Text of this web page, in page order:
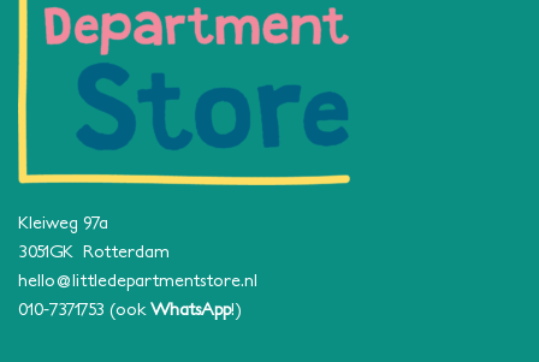
Kleiweg 97a
3051GK Rotterdam
hello@littledepartmentstore.nl
010-7371753 (ookWhatsApp!)